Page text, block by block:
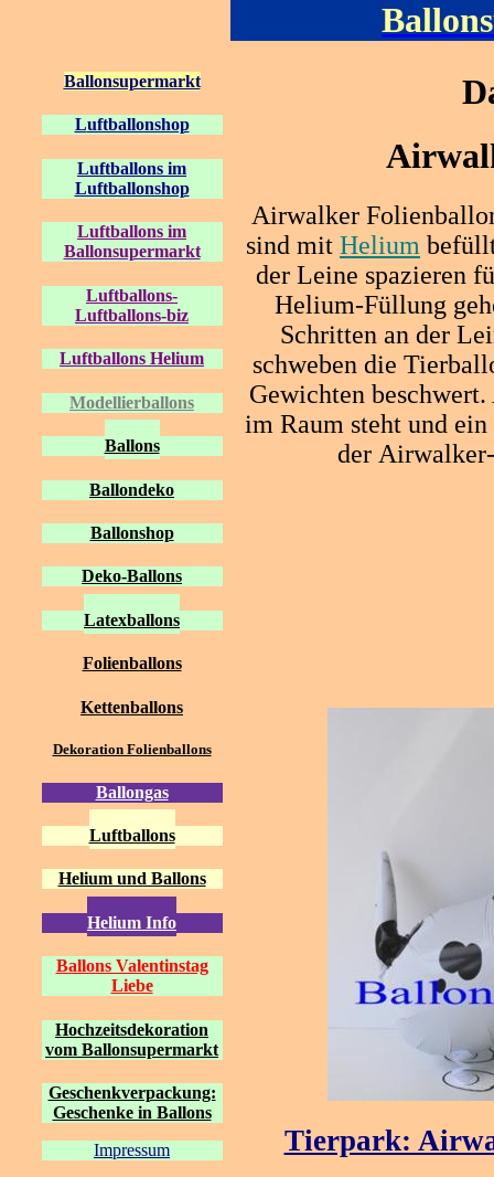
Ballonsupermarkt
Luftballonshop
Luftballons im
Luftballonshop
Luftballons im
Ballonsupermarkt
Luftballons-
Luftballons-biz
Luftballons Helium
Modellierballons
Ballons
Ballondeko
Ballonshop
Deko-Ballons
Latexballons
Folienballons
Kettenballons
Dekoration Folienballons
Ballongas
Luftballons
Helium und Ballons
Helium Info
Ballons Valentinstag
Liebe
Hochzeitsdekoration
vom Ballonsupermarkt
Geschenkverpackung:
Geschenke in Ballons
Impressum
Airwalker
sind mit Helium
der Leine spazieren
Helium-Füllung
Schritten an der
schweben die
Gewichten
im Raum steht und
der
Tierpark: